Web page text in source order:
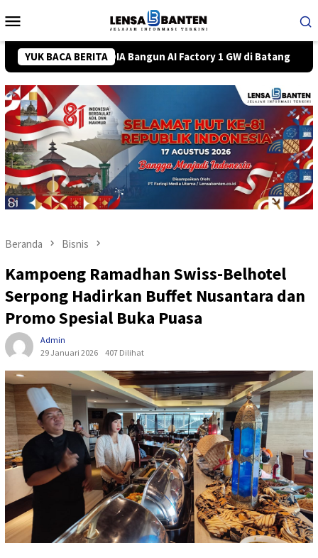
ke
Mobile
YUK BACA BERITA
NVIDIA Bangun AI Factory 1 GW di Batang Turnamen
Beranda Bisnis
Kampoeng Ramadhan Swiss-Belhotel
Serpong Hadirkan Buffet Nusantara dan
Promo Spesial Buka Puasa
Admin
29 Januari 2026
407 Dilihat